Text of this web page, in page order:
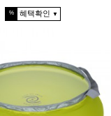
% 혜택확인 ▼